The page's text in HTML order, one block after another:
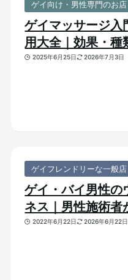
ゲイ向け・男性専門のお店
ゲイマッサージ入
用大全｜効果・種
び方がわかる体験
2025年6月25日 2026年7月3日
ゲイフレンドリーな一般店
ゲイ・バイ男性の
ネス｜男性施術者
してくれるゲイフ
2022年6月22日 2026年6月22日